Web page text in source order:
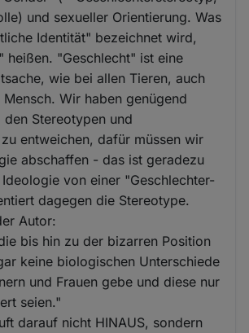
und sexueller Orientierung. Was
Identität" bezeichnet wird,
heißen. "Geschlecht" ist eine
wie bei allen Tieren, auch
Wir haben genügend
Stereotypen und
entweichen, dafür müssen wir
abschaffen - das ist geradezu
von einer "Geschlechter-
dagegen die Stereotype.
Autor:
bis hin zu der bizarren Position
keine biologischen Unterschiede
und Frauen gebe und diese nur
seien."
darauf nicht HINAUS, sondern